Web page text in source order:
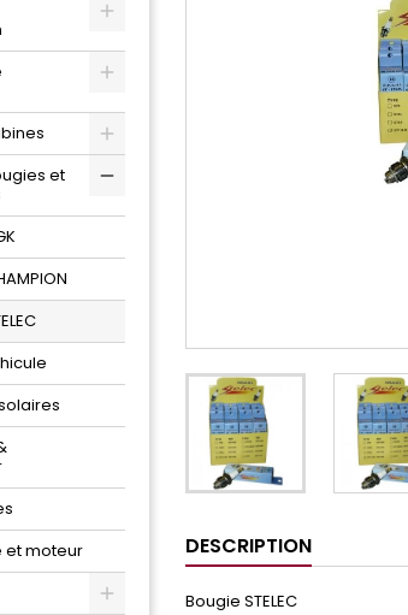
et
et moteur
DESCRIPTION
Bougie STELEC